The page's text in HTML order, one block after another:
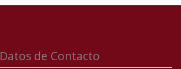
Datos de Contacto